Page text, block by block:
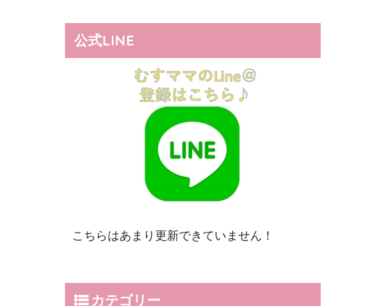
公式LINE
こちらはあまり更新できていません！
カテゴリー